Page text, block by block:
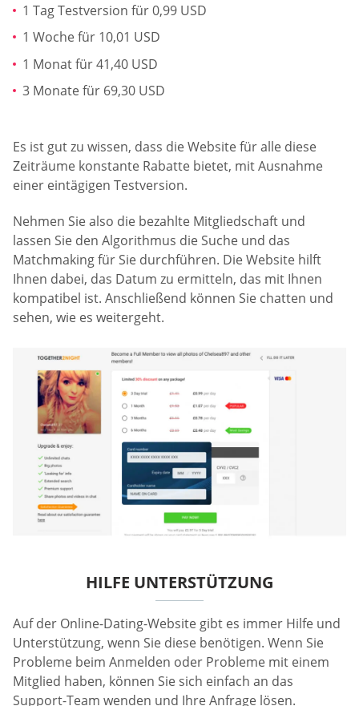
1 Tag Testversion für 0,99 USD
1 Woche für 10,01 USD
1 Monat für 41,40 USD
3 Monate für 69,30 USD
Es ist gut zu wissen, dass die Website für alle diese
Zeiträume konstante Rabatte bietet, mit Ausnahme
einer eintägigen Testversion.
Nehmen Sie also die bezahlte Mitgliedschaft und
lassen Sie den Algorithmus die Suche und das
Matchmaking für Sie durchführen. Die Website hilft
Ihnen dabei, das Datum zu ermitteln, das mit Ihnen
kompatibel ist. Anschließend können Sie chatten und
sehen, wie es weitergeht.
HILFE UNTERSTÜTZUNG
Auf der Online-Dating-Website gibt es immer Hilfe und
Unterstützung, wenn Sie diese benötigen. Wenn Sie
Probleme beim Anmelden oder Probleme mit einem
Mitglied haben, können Sie sich einfach an das
Support-Team wenden und Ihre Anfrage lösen.